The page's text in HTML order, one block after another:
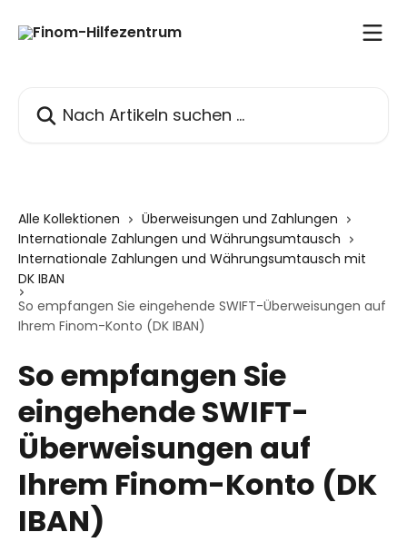
Alle Kollektionen
Überweisungen und Zahlungen
Internationale Zahlungen und Währungsumtausch
Internationale Zahlungen und Währungsumtausch mit
DK IBAN
So empfangen Sie eingehende SWIFT-Überweisungen auf
Ihrem Finom-Konto (DK IBAN)
So empfangen Sie
eingehende SWIFT-
Überweisungen auf
Ihrem Finom-Konto (DK
IBAN)